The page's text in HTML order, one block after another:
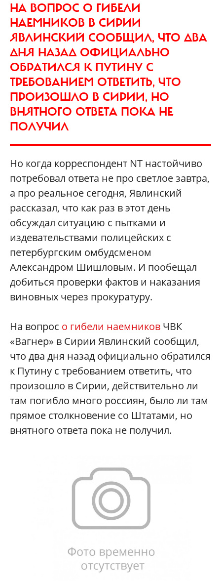
НА ВОПРОС О ГИБЕЛИ
НАЕМНИКОВ В СИРИИ
ЯВЛИНСКИЙ СООБЩИЛ, ЧТО ДВА
ДНЯ НАЗАД ОФИЦИАЛЬНО
ОБРАТИЛСЯ К ПУТИНУ С
ТРЕБОВАНИЕМ ОТВЕТИТЬ, ЧТО
ПРОИЗОШЛО В СИРИИ, НО
ВНЯТНОГО ОТВЕТА ПОКА НЕ
ПОЛУЧИЛ
Но когда корреспондент NT настойчиво
потребовал ответа не про светлое завтра,
а про реальное сегодня, Явлинский
рассказал, что как раз в этот день
обсуждал ситуацию с пытками и
издевательствами полицейских с
петербургским омбудсменом
Александром Шишловым. И пообещал
добиться проверки фактов и наказания
виновных через прокуратуру.
На вопрос о гибели наемников ЧВК
«Вагнер» в Сирии Явлинский сообщил,
что два дня назад официально обратился
к Путину с требованием ответить, что
произошло в Сирии, действительно ли
там погибло много россиян, было ли там
прямое столкновение со Штатами, но
внятного ответа пока не получил.